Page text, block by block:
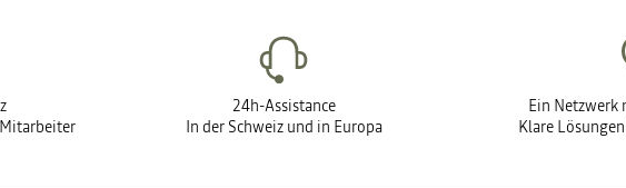
24h-Assistance
In der Schweiz und in Europa
Ein
Klare